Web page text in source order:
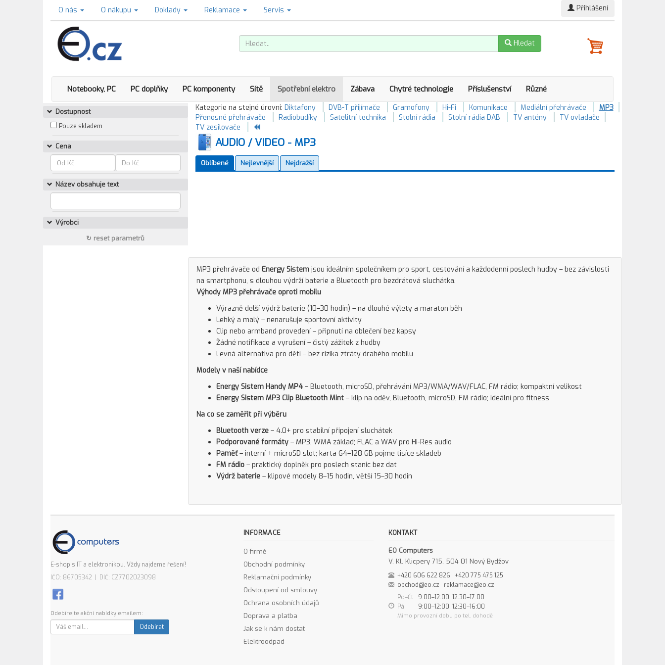
O nás O nákupu Doklady Reklamace Servis Přihlášení
Hledat
Notebooky, PC PC doplňky PC komponenty Sítě Spotřební elektro Zábava Chytré technologie Příslušenství Různé
Dostupnost
Pouze skladem
Cena
Název obsahuje text
Výrobci
↻ reset parametrů
Kategorie na stejné úrovni: Diktafony DVB-T přijímače Gramofony Hi-Fi Komunikace Mediální přehrávače
MP3
Přenosné přehrávače
Radiobudíky Satelitní technika Stolní rádia Stolní rádia DAB TV antény
TV ovladače
TV zesilovače
AUDIO / VIDEO - MP3
Oblíbené Nejlevnější Nejdražší
MP3 přehrávače od Energy Sistemjsou ideálním společníkem pro sport, cestování a každodenní poslech hudby – bez závislosti
na smartphonu, s dlouhou výdrží baterie a Bluetooth pro bezdrátová sluchátka.
Výhody MP3 přehrávače oproti mobilu
Výrazně delší výdrž baterie (10–30 hodin) – na dlouhé výlety a maraton běh
Lehký a malý – nenarušuje sportovní aktivity
Clip nebo armband provedení – připnutí na oblečení bez kapsy
Žádné notifikace a vyrušení – čistý zážitek z hudby
Levná alternativa pro děti – bez rizika ztráty drahého mobilu
Modely v naší nabídce
Energy Sistem Handy MP4– Bluetooth, microSD, přehrávání MP3/WMA/WAV/FLAC, FM rádio; kompaktní velikost
Energy Sistem MP3 Clip Bluetooth Mint– klip na oděv, Bluetooth, microSD, FM rádio; ideální pro fitness
Na co se zaměřit při výběru
Bluetooth verze– 4.0+ pro stabilní připojení sluchátek
Podporované formáty– MP3, WMA základ; FLAC a WAV pro Hi-Res audio
Paměť– interní + microSD slot; karta 64–128 GB pojme tisíce skladeb
FM rádio– praktický doplněk pro poslech stanic bez dat
Výdrž baterie– klipové modely 8–15 hodin, větší 15–30 hodin
E-shop s IT a elektronikou. Vždy najdeme řešení!
IČO: 86705342 | DIČ: CZ7702023098
Odebírejte akční nabídky emailem:
Odebírat
INFORMACE
O firmě
Obchodní podmínky
Reklamační podmínky
Odstoupení od smlouvy
Ochrana osobních údajů
Doprava a platba
Jak se k nám dostat
Elektroodpad
KONTAKT
EO Computers
V. Kl. Klicpery 715, 504 01 Nový Bydžov
+420 606 622 826
+420 775 475 125
obchod@eo.cz
reklamace@eo.cz
Po–Čt
9:00–12:00, 12:30–17:00
Pá
9:00–12:00, 12:30–16:00
Mimo provozní dobu po tel. dohodě